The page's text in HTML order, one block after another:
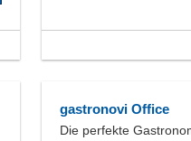
gastronovi Office
Die perfekte